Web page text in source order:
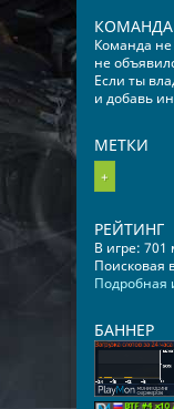
КОМАНДА
Команда не
не
Если ты
и добавь
МЕТКИ
+
РЕЙТИНГ
В игре: 701
Поисковая
Подробная
БАННЕР